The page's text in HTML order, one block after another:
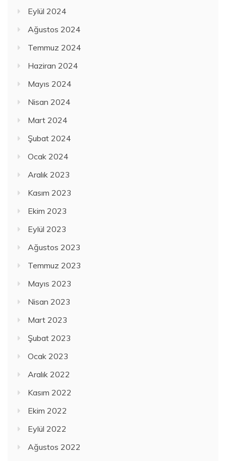
Eylül 2024
Ağustos 2024
Temmuz 2024
Haziran 2024
Mayıs 2024
Nisan 2024
Mart 2024
Şubat 2024
Ocak 2024
Aralık 2023
Kasım 2023
Ekim 2023
Eylül 2023
Ağustos 2023
Temmuz 2023
Mayıs 2023
Nisan 2023
Mart 2023
Şubat 2023
Ocak 2023
Aralık 2022
Kasım 2022
Ekim 2022
Eylül 2022
Ağustos 2022